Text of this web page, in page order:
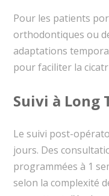
Pour les patients
orthodontiques ou
adaptations
pour faciliter la
Suivi à Long
Le suivi post-
jours. Des
programmées à 1
selon la complexité